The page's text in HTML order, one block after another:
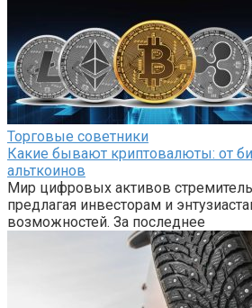
Торговые советники
Какие бывают криптовалюты: от
альткоинов
Мир цифровых активов
предлагая инвесторам и
возможностей. За последнее